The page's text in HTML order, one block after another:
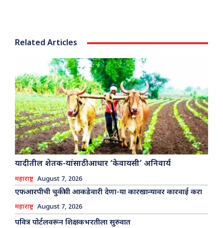
Related Articles
यादीतील शेतक-यांसाठी आधार ‘केवायसी’ अनिवार्य
महाराष्ट्र August 7, 2026
एफआरपीची चुकीची आकडेवारी देणा-या कारखान्यावर कारवाई करा
महाराष्ट्र August 7, 2026
पवित्र पोर्टलवरून शिक्षकभरतीला सुरुवात